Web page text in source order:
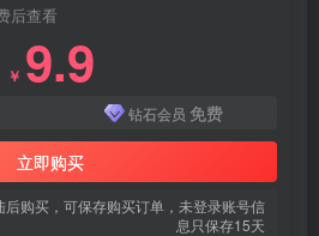
后查看
￥ 9.9
钻石会员 免费
立即购买
购买，可保存购买订单，未登录账号信
息只保存15天